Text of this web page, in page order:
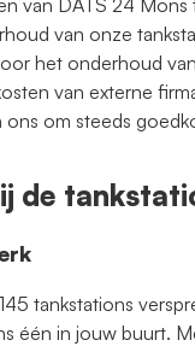
van DATS 24 Mons
van onze
het onderhoud
van externe
om steeds
de
tankstations
één in jouw buurt.